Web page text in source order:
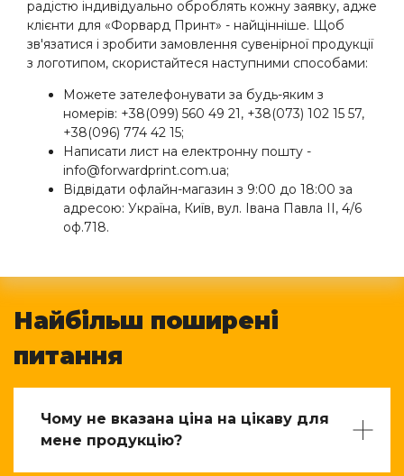
радістю індивідуально оброблять кожну заявку, адже
клієнти для «Форвард Принт» - найцінніше. Щоб
зв'язатися і зробити замовлення сувенірної продукції
з логотипом, скористайтеся наступними способами:
Можете зателефонувати за будь-яким з
номерів: +38(099) 560 49 21, +38(073) 102 15 57,
+38(096) 774 42 15;
Написати лист на електронну пошту -
info@forwardprint.com.ua;
Відвідати офлайн-магазин з 9:00 до 18:00 за
адресою: Україна, Київ, вул. Івана Павла II, 4/6
оф.718.
Найбільш поширені
питання
Чому не вказана ціна на цікаву для
мене продукцію?